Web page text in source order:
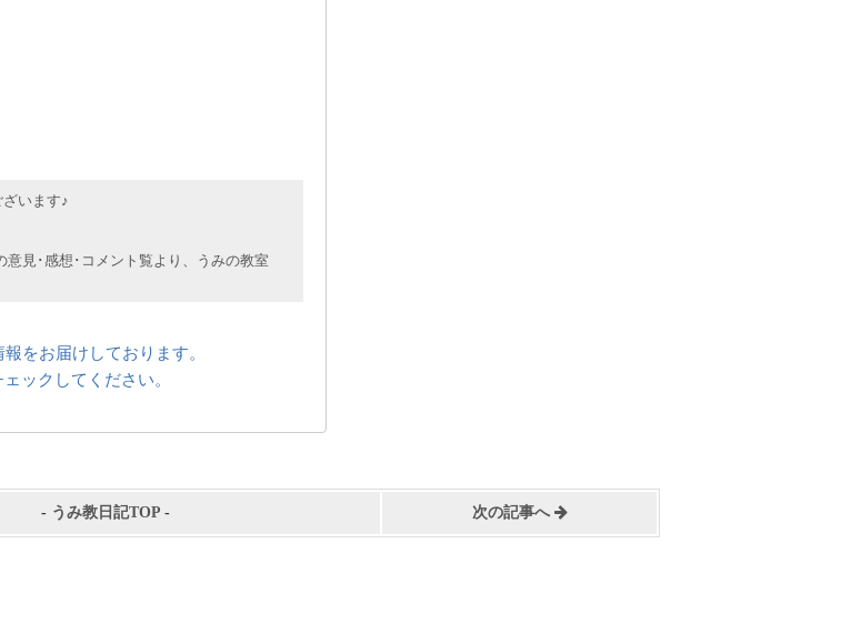
います♪
見･感想･コメント覧より、うみの教室
をお届けしております。
ックしてください。
- うみ教日記TOP- 次の記事へ